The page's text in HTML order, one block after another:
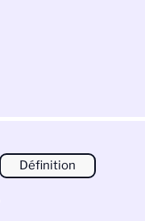
Définition